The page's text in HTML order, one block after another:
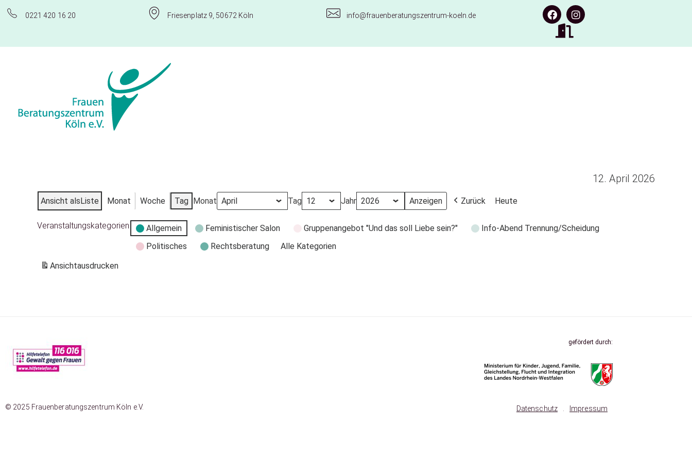
0221 420 16 20 Friesenplatz 9, 50672 Köln info@frauenberatungszentrum-koeln.de
12. April 2026
Ansicht alsListe Monat Woche Tag Monat Tag Jahr Zurück Heute
Veranstaltungskategorien Allgemein Feministischer Salon Gruppenangebot "Und das soll Liebe sein?"
Info-Abend Trennung/Scheidung
Politisches
Rechtsberatung
Alle Kategorien
Ansichtausdrucken
gefördert durch:
© 2025 Frauenberatungszentrum Köln e.V. Datenschutz Impressum